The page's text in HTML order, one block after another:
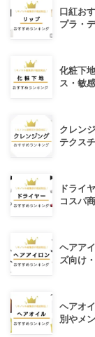
口紅お
プラ・
化粧下
ス・敏
クレン
テクス
ドライ
コスパ商
ヘアア
ズ向け
ヘアオ
別やメ